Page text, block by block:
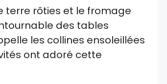
terre rôties et le fromage
des tables
les collines ensoleillées
ont adoré cette